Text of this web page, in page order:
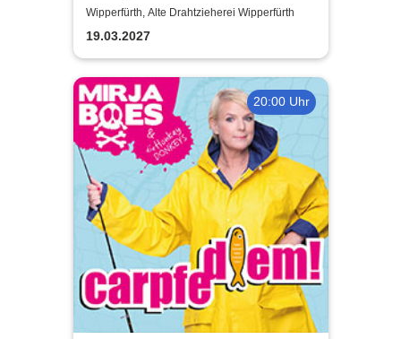
Power Tour 2027
Wipperfürth, Alte Drahtzieherei Wipperfürth
19.03.2027
20:00 Uhr